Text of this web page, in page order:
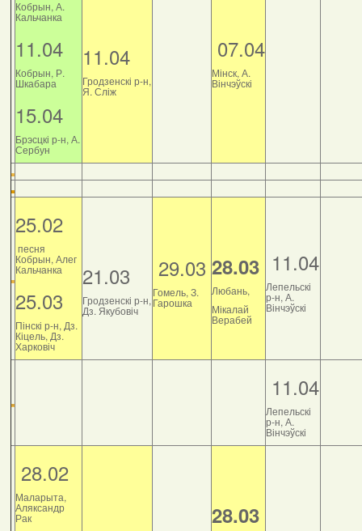
Кобрын, А.
Кальчанка
11.04
Кобрын, Р.
Шкабара
15.04
Брэсцкі р-н, А.
Сербун
11.04
Гродзенскі р-н,
Я. Сліж
07.04
Мінск, А.
Вінчэўскі
25.02
песня
Кобрын, Алег
Кальчанка
25.03
Пінскі р-н, Дз.
Кіцель, Дз.
Харковіч
21.03
Гродзенскі р-н,
Дз. Якубовіч
29.03
Гомель, З.
Гарошка
28.03
Любань,
Мікалай
Верабей
11.04
Лепельскі
р-н, А.
Вінчэўскі
11.04
Лепельскі
р-н, А.
Вінчэўскі
28.02
Маларыта,
Аляксандр
Рак 28.03